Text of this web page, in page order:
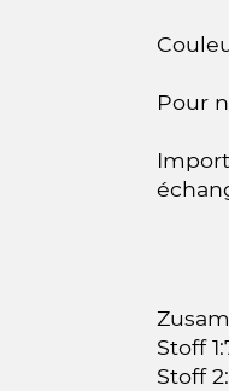
Pour
Stoff
Stoff